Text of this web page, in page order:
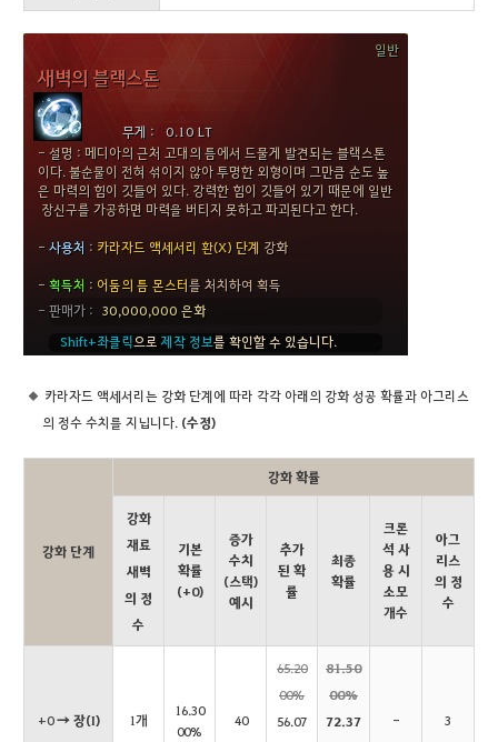
카라자드 액세서리는 강화 단계에 따라 각각 아래의 강화 성공 확률과 아그리스
의 정수 수치를 지닙니다. (수정)
강화 단계
강화 확률
강화
재료
새벽
의 정
수
기본
확률
(+0)
증가
수치
(스택)
예시
추가
된 확
률
최종
확률
크론
석 사
용 시
소모
개수
아그
리스
의 정
수
+0→ 장(I) 1개
16.30
00%
40
65.20
00%
56.07
81.50
00%
72.37
- 3